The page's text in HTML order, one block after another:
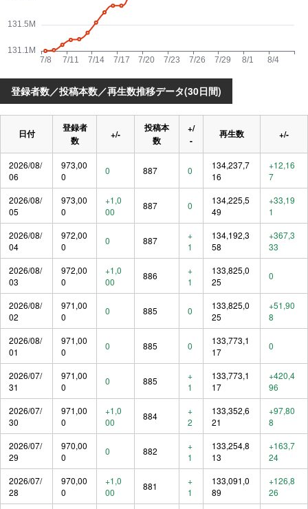
登録者数／投稿本数／再生数推移データ(30日間)
日付
登録者
数
+/-
投稿本
数
+/
-
再生数 +/-
2026/08/
06
973,00
0
0 887 0
134,237,7
16
+12,16
7
2026/08/
05
973,00
0
+1,0
00
887 0
134,225,5
49
+33,19
1
2026/08/
04
972,00
0
0 887
+
1
134,192,3
58
+367,3
33
2026/08/
03
972,00
0
+1,0
00
886
+
1
133,825,0
25
0
2026/08/
02
971,00
0
0 885 0
133,825,0
25
+51,90
8
2026/08/
01
971,00
0
0 885 0
133,773,1
17
0
2026/07/
31
971,00
0
0 885
+
1
133,773,1
17
+420,4
96
2026/07/
30
971,00
0
+1,0
00
884
+
2
133,352,6
21
+97,80
8
2026/07/
29
970,00
0
0 882
+
1
133,254,8
13
+163,7
24
2026/07/
28
970,00
0
+1,0
00
881
+
1
133,091,0
89
+126,8
26